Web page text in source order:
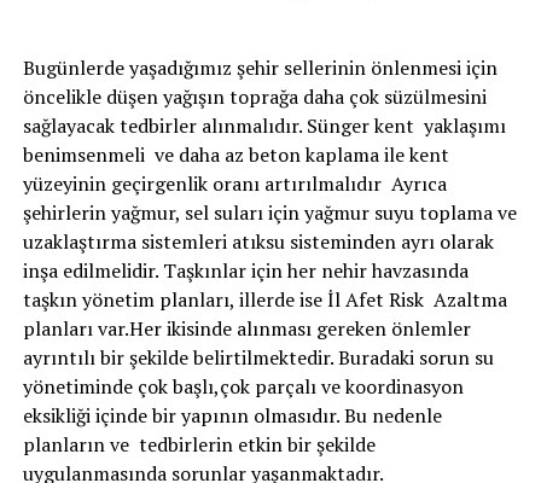
Bugünlerde yaşadığımız şehir sellerinin önlenmesi için
öncelikle düşen yağışın toprağa daha çok süzülmesini
sağlayacak tedbirler alınmalıdır. Sünger kent yaklaşımı
benimsenmeli ve daha az beton kaplama ile kent
yüzeyinin geçirgenlik oranı artırılmalıdır Ayrıca
şehirlerin yağmur, sel suları için yağmur suyu toplama ve
uzaklaştırma sistemleri atıksu sisteminden ayrı olarak
inşa edilmelidir. Taşkınlar için her nehir havzasında
taşkın yönetim planları, illerde ise İl Afet Risk Azaltma
planları var.Her ikisinde alınması gereken önlemler
ayrıntılı bir şekilde belirtilmektedir. Buradaki sorun su
yönetiminde çok başlı,çok parçalı ve koordinasyon
eksikliği içinde bir yapının olmasıdır. Bu nedenle
planların ve tedbirlerin etkin bir şekilde
uygulanmasında sorunlar yaşanmaktadır.